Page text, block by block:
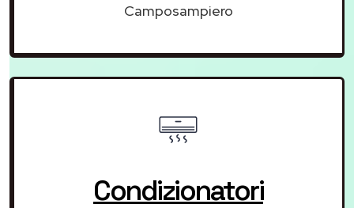
Camposampiero
Condizionatori